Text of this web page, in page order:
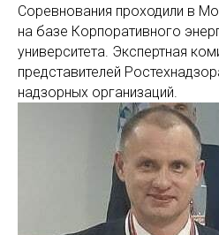
Соревнования проходили в
на базе Корпоративного
университета. Экспертная
представителей
надзорных организаций.